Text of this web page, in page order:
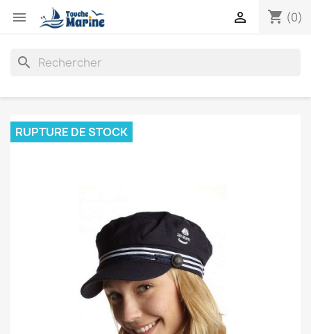
 shopping_cart (0)

search
RUPTURE DE STOCK